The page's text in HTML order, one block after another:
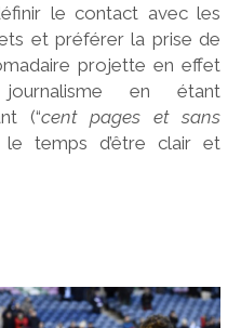
le contact avec les
et préférer la prise de
projette en effet
en étant
(“cent pages et sans
temps d’être clair et